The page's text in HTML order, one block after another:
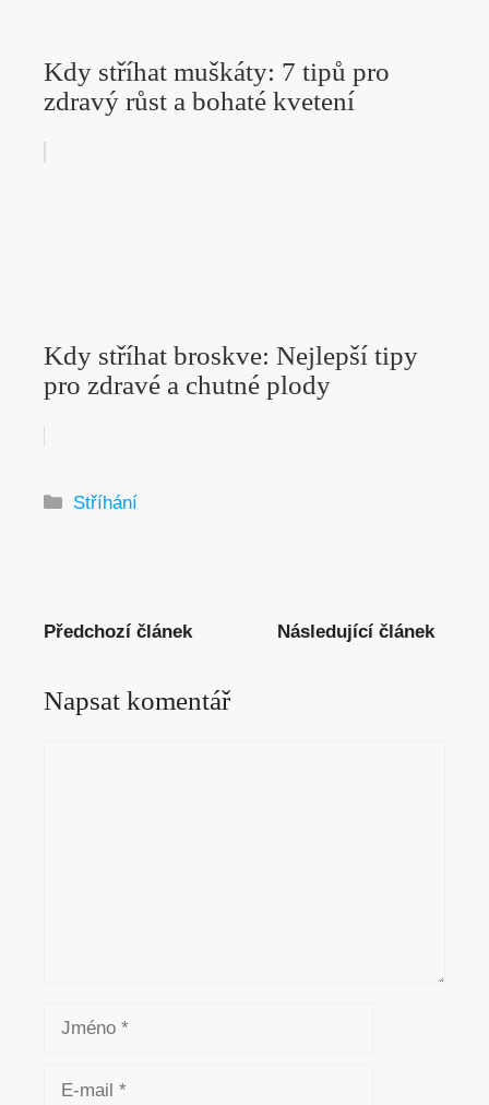
Kdy stříhat muškáty: 7 tipů pro
zdravý růst a bohaté kvetení
Kdy stříhat broskve: Nejlepší tipy
pro zdravé a chutné plody
Rubriky
Stříhání
Předchozí článek Následující článek
Napsat komentář